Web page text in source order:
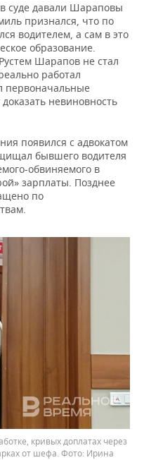
суде давали Шараповы
признался, что по
водителем, а сам в это
образование.
Шарапов не стал
работал
первоначальные
невиновность
появился с адвокатом
бывшего водителя
обвиняемого в
зарплаты. Позднее
по
кривых доплатах через
от шефа.
Ирина